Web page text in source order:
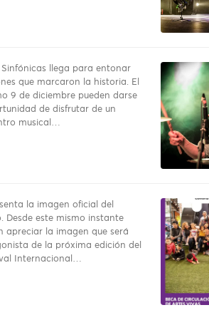
Sinfónicas llega para entonar
que marcaron la historia. El
9 de diciembre pueden darse
de disfrutar de un
musical…
la imagen oficial del
Desde este mismo instante
apreciar la imagen que será
de la próxima edición del
Internacional…